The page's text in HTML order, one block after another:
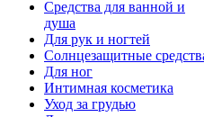
Средства для ванной и
душа
Для рук и ногтей
Солнцезащитные
Для ног
Интимная косметика
Уход за грудью